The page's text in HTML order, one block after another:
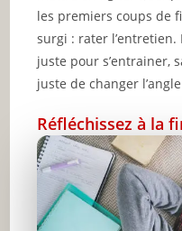
les premiers coups de
surgi : rater l’entretien.
juste pour s’entrainer,
juste de changer
Réfléchissez à la